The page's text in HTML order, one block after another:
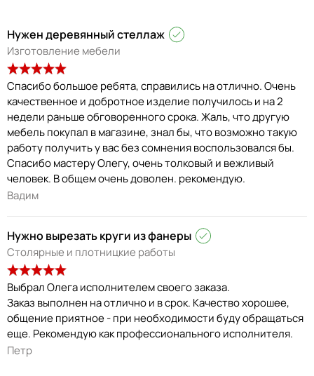
Нужен деревянный стеллаж
Изготовление мебели
Спасибо большое ребята, справились на отлично. Очень
качественное и добротное изделие получилось и на 2
недели раньше обговоренного срока. Жаль, что другую
мебель покупал в магазине, знал бы, что возможно такую
работу получить у вас без сомнения воспользовался бы.
Спасибо мастеру Олегу, очень толковый и вежливый
человек. В общем очень доволен. рекомендую.
Вадим
Нужно вырезать круги из фанеры
Столярные и плотницкие работы
Выбрал Олега исполнителем своего заказа.
Заказ выполнен на отлично и в срок. Качество хорошее,
общение приятное - при необходимости буду обращаться
еще. Рекомендую как профессионального исполнителя.
Петр